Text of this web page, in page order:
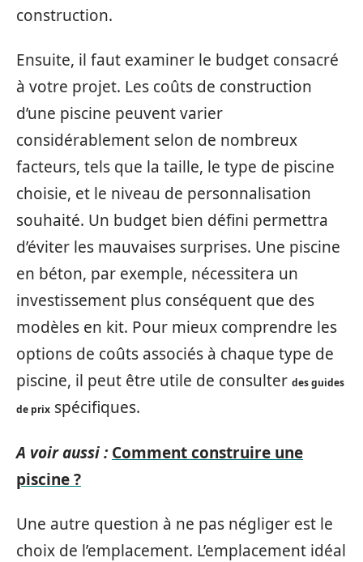
construction.
Ensuite, il faut examiner le budget consacré
à votre projet. Les coûts de construction
d’une piscine peuvent varier
considérablement selon de nombreux
facteurs, tels que la taille, le type de piscine
choisie, et le niveau de personnalisation
souhaité. Un budget bien défini permettra
d’éviter les mauvaises surprises. Une piscine
en béton, par exemple, nécessitera un
investissement plus conséquent que des
modèles en kit. Pour mieux comprendre les
options de coûts associés à chaque type de
piscine, il peut être utile de consulter des guides
de prix spécifiques.
A voir aussi : Comment construire une
piscine ?
Une autre question à ne pas négliger est le
choix de l’emplacement. L’emplacement idéal